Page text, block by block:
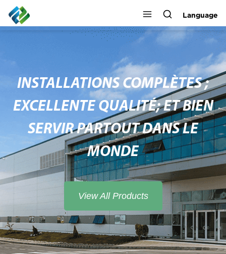
Language
INSTALLATIONS COMPLÈTES ;
EXCELLENTE QUALITÉ; ET BIEN
SERVIR PARTOUT DANS LE
MONDE
View All Products